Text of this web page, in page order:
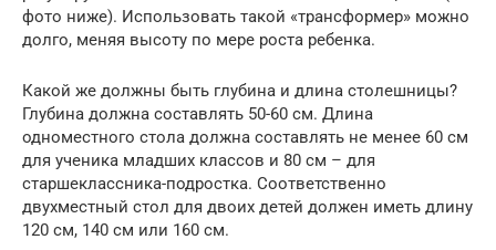
фото ниже). Использовать такой «трансформер» можно
долго, меняя высоту по мере роста ребенка.
Какой же должны быть глубина и длина столешницы?
Глубина должна составлять 50-60 см. Длина
одноместного стола должна составлять не менее 60 см
для ученика младших классов и 80 см – для
старшеклассника-подростка. Соответственно
двухместный стол для двоих детей должен иметь длину
120 см, 140 см или 160 см.